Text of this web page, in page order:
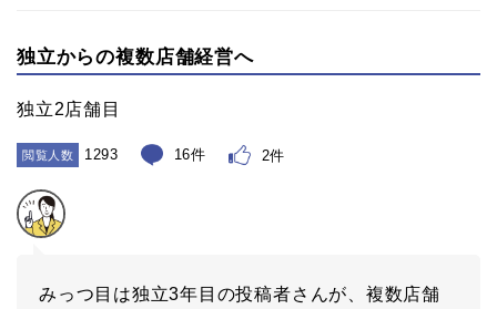
独立からの複数店舗経営へ
独立2店舗目
閲覧人数 1293 16件 2件
みっつ目は独立3年目の投稿者さんが、複数店舗